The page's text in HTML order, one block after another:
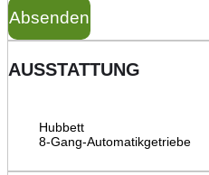
Absenden
AUSSTATTUNG
Hubbett
8-Gang-Automatikgetriebe